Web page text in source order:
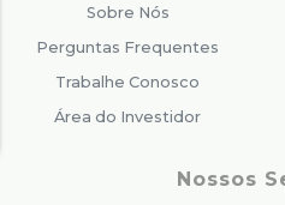
Sobre Nós
Perguntas Frequentes
Trabalhe Conosco
Área do Investidor
Nossos